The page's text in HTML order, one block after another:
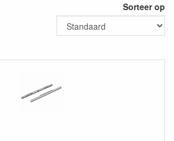
Sorteer op